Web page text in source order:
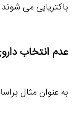
باکتریایی می شوند
عدم انتخاب
به عنوان مثال